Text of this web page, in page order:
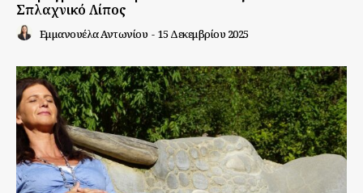
Σπλαχνικό Λίπος
Εμμανουέλα Αντωνίου - 15 Δεκεμβρίου 2025